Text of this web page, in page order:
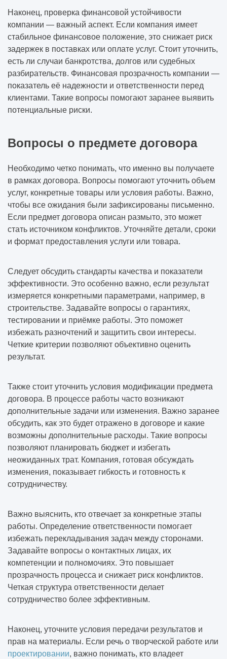
Наконец, проверка финансовой устойчивости
компании — важный аспект. Если компания имеет
стабильное финансовое положение, это снижает риск
задержек в поставках или оплате услуг. Стоит уточнить,
есть ли случаи банкротства, долгов или судебных
разбирательств. Финансовая прозрачность компании —
показатель её надежности и ответственности перед
клиентами. Такие вопросы помогают заранее выявить
потенциальные риски.
Вопросы о предмете договора
Необходимо четко понимать, что именно вы получаете
в рамках договора. Вопросы помогают уточнить объем
услуг, конкретные товары или условия работы. Важно,
чтобы все ожидания были зафиксированы письменно.
Если предмет договора описан размыто, это может
стать источником конфликтов. Уточняйте детали, сроки
и формат предоставления услуги или товара.
Следует обсудить стандарты качества и показатели
эффективности. Это особенно важно, если результат
измеряется конкретными параметрами, например, в
строительстве. Задавайте вопросы о гарантиях,
тестировании и приёмке работы. Это поможет
избежать разночтений и защитить свои интересы.
Четкие критерии позволяют объективно оценить
результат.
Также стоит уточнить условия модификации предмета
договора. В процессе работы часто возникают
дополнительные задачи или изменения. Важно заранее
обсудить, как это будет отражено в договоре и какие
возможны дополнительные расходы. Такие вопросы
позволяют планировать бюджет и избегать
неожиданных трат. Компания, готовая обсуждать
изменения, показывает гибкость и готовность к
сотрудничеству.
Важно выяснить, кто отвечает за конкретные этапы
работы. Определение ответственности помогает
избежать перекладывания задач между сторонами.
Задавайте вопросы о контактных лицах, их
компетенции и полномочиях. Это повышает
прозрачность процесса и снижает риск конфликтов.
Четкая структура ответственности делает
сотрудничество более эффективным.
Наконец, уточните условия передачи результатов и
прав на материалы. Если речь о творческой работе или
проектировании, важно понимать, кто владеет